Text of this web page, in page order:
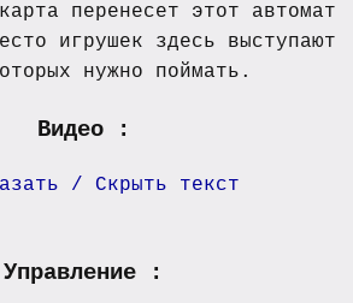
перенесет этот автомат
игрушек здесь выступают
нужно поймать.
Видео :
/ Скрыть текст
Управление :